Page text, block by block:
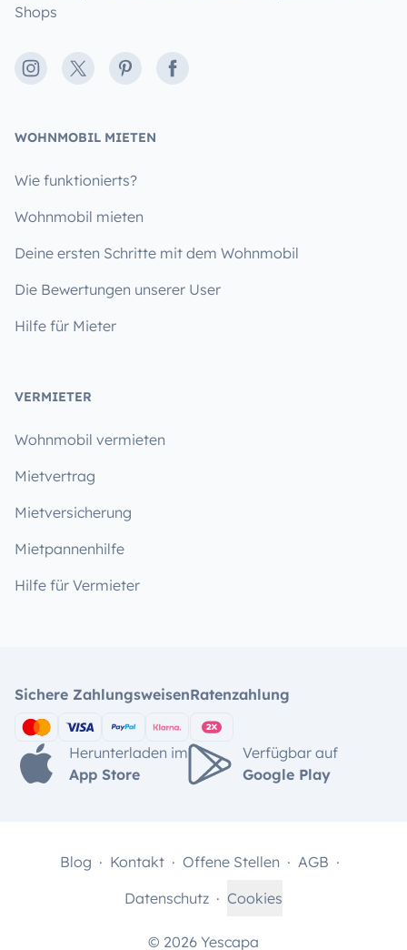
Shops
Instagram
X PinterestFacebook
WOHNMOBIL MIETEN
Wie funktionierts?
Wohnmobil mieten
Deine ersten Schritte mit dem Wohnmobil
Die Bewertungen unserer User
Hilfe für Mieter
VERMIETER
Wohnmobil vermieten
Mietvertrag
Mietversicherung
Mietpannenhilfe
Hilfe für Vermieter
Sichere ZahlungsweisenRatenzahlung
Herunterladen im
App Store
Verfügbar auf
Google Play
© 2026 Yescapa
Blog Kontakt Offene Stellen
AGB
Datenschutz
Cookies